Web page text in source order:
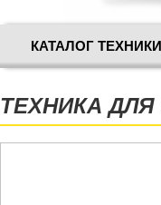
КАТАЛОГ ТЕХНИКИ
ТЕХНИКА ДЛЯ